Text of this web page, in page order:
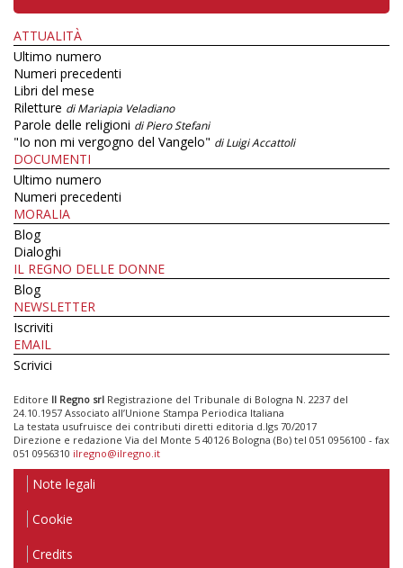
ATTUALITÀ
Ultimo numero
Numeri precedenti
Libri del mese
Riletture di Mariapia Veladiano
Parole delle religioni di Piero Stefani
"Io non mi vergogno del Vangelo" di Luigi Accattoli
DOCUMENTI
Ultimo numero
Numeri precedenti
MORALIA
Blog
Dialoghi
IL REGNO DELLE DONNE
Blog
NEWSLETTER
Iscriviti
EMAIL
Scrivici
Editore Il Regno srl Registrazione del Tribunale di Bologna N. 2237 del
24.10.1957 Associato all’Unione Stampa Periodica Italiana
La testata usufruisce dei contributi diretti editoria d.lgs 70/2017
Direzione e redazione Via del Monte 5 40126 Bologna (Bo) tel 051 0956100 - fax
051 0956310 ilregno@ilregno.it
Note legali
Cookie
Credits